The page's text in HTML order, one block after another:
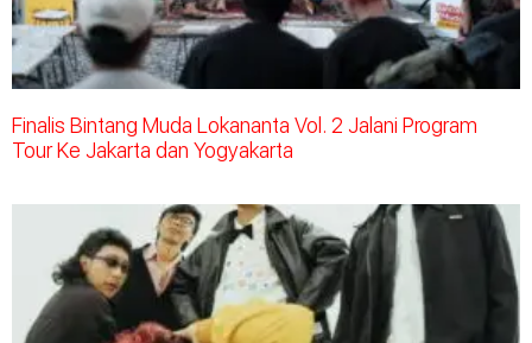
Finalis Bintang Muda Lokananta Vol. 2 Jalani Program
Tour Ke Jakarta dan Yogyakarta